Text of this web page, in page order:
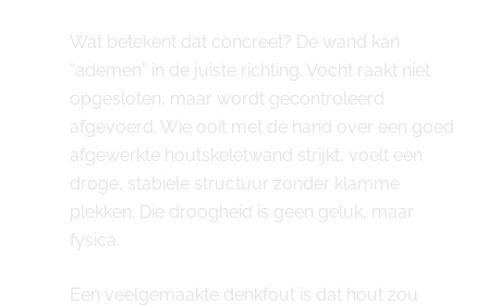
Wat betekent dat concreet? De wand kan
“ademen” in de juiste richting. Vocht raakt niet
opgesloten, maar wordt gecontroleerd
afgevoerd. Wie ooit met de hand over een goed
afgewerkte houtskeletwand strijkt, voelt een
droge, stabiele structuur zonder klamme
plekken. Die droogheid is geen geluk, maar
fysica.
Een veelgemaakte denkfout is dat hout zou